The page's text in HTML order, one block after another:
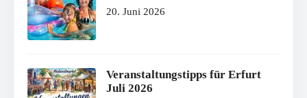
20. Juni 2026
Veranstaltungstipps für Erfurt
Juli 2026